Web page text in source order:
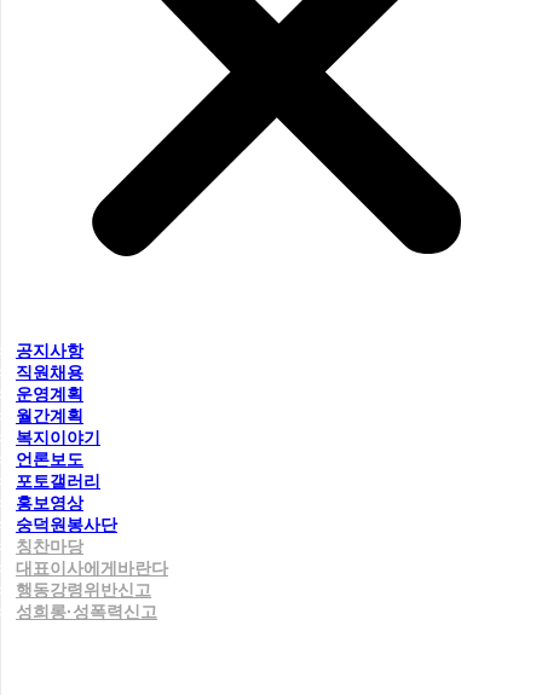
공지사항
직원채용
운영계획
월간계획
복지이야기
언론보도
포토갤러리
홍보영상
숭덕원봉사단
칭찬마당
대표이사에게바란다
행동강령위반신고
성희롱·성폭력신고